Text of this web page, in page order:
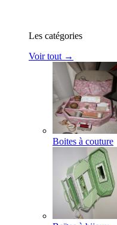
Les catégories
Voir tout →
Boites à couture